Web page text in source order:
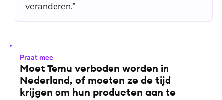
veranderen.”
Praat mee
Moet Temu verboden worden in
Nederland, of moeten ze de tijd
krijgen om hun producten aan te